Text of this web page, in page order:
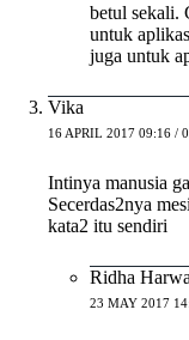
betul sekali.
untuk
juga untuk
Vika
16 APRIL 2017 09:16 /
Intinya manusia
Secerdas2nya
kata2 itu sendiri
Ridha
23 MAY 2017